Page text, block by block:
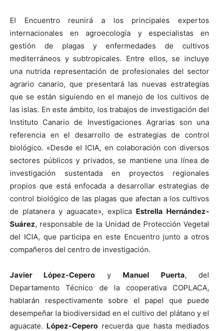
El Encuentro reunirá a los principales expertos
internacionales en agroecología y especialistas en
gestión de plagas y enfermedades de cultivos
mediterráneos y subtropicales. Entre ellos, se incluye
una nutrida representación de profesionales del sector
agrario canario, que presentará las nuevas estrategias
que se están siguiendo en el manejo de los cultivos de
las islas. En este ámbito, los trabajos de investigación del
Instituto Canario de Investigaciones Agrarias son una
referencia en el desarrollo de estrategias de control
biológico. «Desde el ICIA, en colaboración con diversos
sectores públicos y privados, se mantiene una línea de
investigación sustentada en proyectos regionales
propios que está enfocada a desarrollar estrategias de
control biológico de las plagas que afectan a los cultivos
de platanera y aguacate», explica Estrella Hernández-
Suárez, responsable de la Unidad de Protección Vegetal
del ICIA, que participa en este Encuentro junto a otros
compañeros del centro de investigación.
Javier López-Cepero y Manuel Puerta, del
Departamento Técnico de la cooperativa COPLACA,
hablarán respectivamente sobre el papel que puede
desempeñar la biodiversidad en el cultivo del plátano y el
aguacate. López-Cepero recuerda que hasta mediados